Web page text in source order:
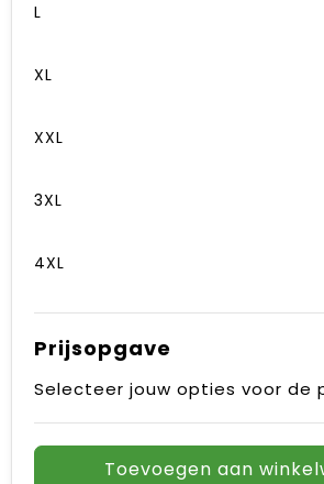
L
XL
XXL
3XL
4XL
Prijsopgave
Selecteer jouw opties voor de
Toevoegen aan